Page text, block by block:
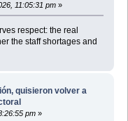
11:05:31 pm»
respect: the real
the staff shortages and
quisieron volver a
pm»